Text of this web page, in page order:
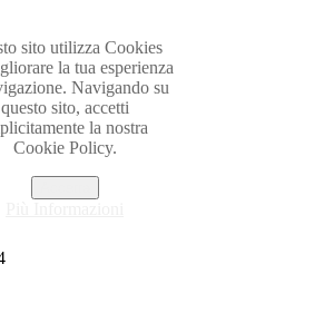
sito utilizza Cookies
la tua esperienza
Navigando su
questo sito, accetti
la nostra
Cookie Policy.